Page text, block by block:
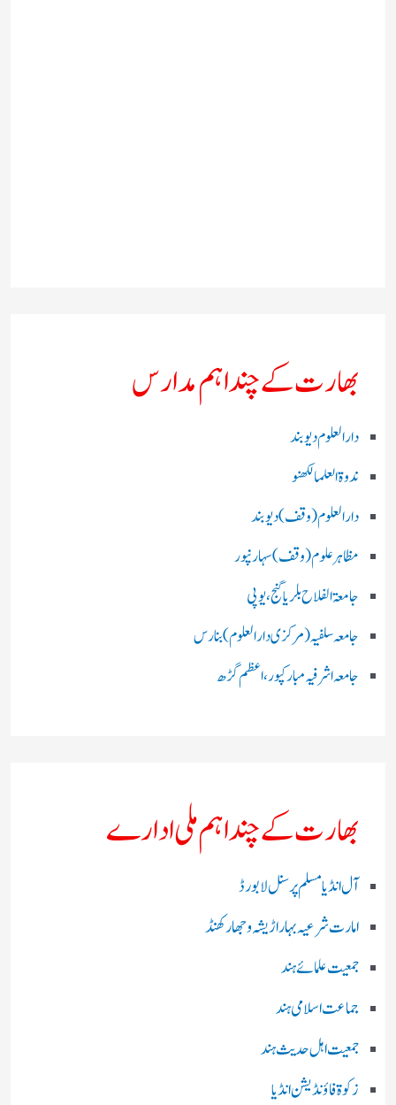
بھارت کے چند اہم مدارس
دارالعلوم دیوبند
ندوۃالعلما لکھنو
دارالعلوم (وقف)دیوبند
مظاہرعلوم (وقف)سہارنپور
جامعۃ الفلاح بلریاگنج،یوپی
جامعہ سلفیہ(مرکزی دارالعلوم )بنارس
جامعہ اشرفیہ مبارکپور،اعظم گڑھ
بھارت کے چند اہم ملی ادارے
آل انڈیا مسلم پرسنل لا بورڈ
امارت شرعیہ بہار اڑیشہ و جھارکھنڈ
جمعیت علمائے ہند
جماعت اسلامی ہند
جمعیت اہل حدیث ہند
زکوۃ فاؤنڈیشن انڈیا